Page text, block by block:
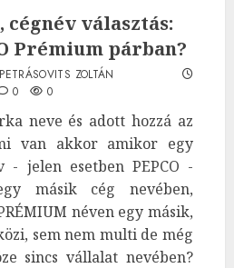
választás:
Prémium párban?
ZOLTÁN
0 0
neve és adott hozzá az
van akkor amikor egy
- jelen esetben PEPCO -
másik cég nevében,
néven egy másik,
sem nem multi de még
sincs vállalat nevében?